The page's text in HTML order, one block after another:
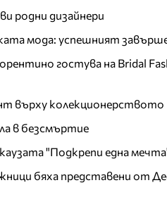
родни дизайнери
мода: успешният
гостува на Bridal
върху колекционерството
в безсмъртие
"Подкрепи една
бяха представени от